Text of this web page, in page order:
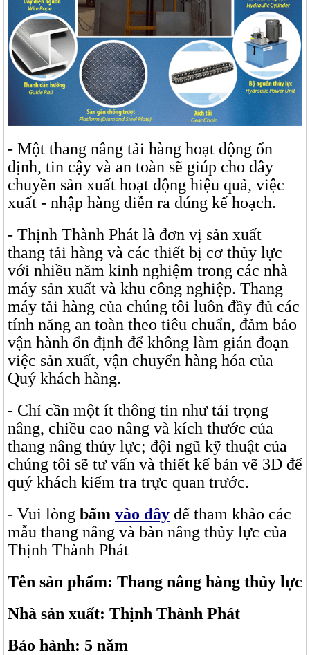
- Một thang nâng tải hàng hoạt động ổn
định, tin cậy và an toàn sẽ giúp cho dây
chuyền sản xuất hoạt động hiệu quả, việc
xuất - nhập hàng diễn ra đúng kế hoạch.
- Thịnh Thành Phát là đơn vị sản xuất
thang tải hàng và các thiết bị cơ thủy lực
với nhiều năm kinh nghiệm trong các nhà
máy sản xuất và khu công nghiệp. Thang
máy tải hàng của chúng tôi luôn đầy đủ các
tính năng an toàn theo tiêu chuẩn, đảm bảo
vận hành ổn định để không làm gián đoạn
việc sản xuất, vận chuyển hàng hóa của
Quý khách hàng.
- Chỉ cần một ít thông tin như tải trọng
nâng, chiều cao nâng và kích thước của
thang nâng thủy lực; đội ngũ kỹ thuật của
chúng tôi sẽ tư vấn và thiết kế bản vẽ 3D để
quý khách kiểm tra trực quan trước.
- Vui lòng bấm vào đây để tham khảo các
mẫu thang nâng và bàn nâng thủy lực của
Thịnh Thành Phát
Tên sản phẩm: Thang nâng hàng thủy lực
Nhà sản xuất: Thịnh Thành Phát
Bảo hành: 5 năm